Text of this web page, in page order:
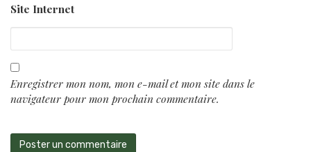
Site Internet
Enregistrer mon nom, mon e-mail et mon site dans le
navigateur pour mon prochain commentaire.